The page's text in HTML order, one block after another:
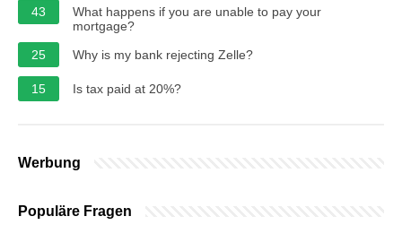
43
What happens if you are unable to pay your
mortgage?
25
Why is my bank rejecting Zelle?
15 Is tax paid at 20%?
Werbung
Populäre Fragen